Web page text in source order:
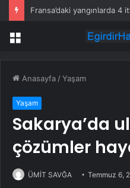
Fransa’daki yangınlarda 4
Menü
Anasayfa /Yaşam
Yaşam
Sakarya’da
çözümler
ÜMİT SAVĞA Temmuz 6,